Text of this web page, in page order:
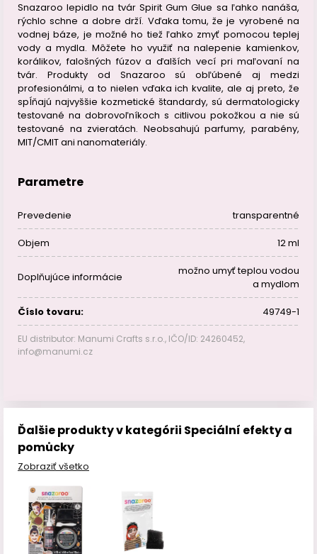
Snazaroo lepidlo na tvár Spirit Gum Glue sa ľahko nanáša,
rýchlo schne a dobre drží. Vďaka tomu, že je vyrobené na
vodnej báze, je možné ho tiež ľahko zmyť pomocou teplej
vody a mydla. Môžete ho využiť na nalepenie kamienkov,
korálikov, falošných fúzov a ďalších vecí pri maľovaní na
tvár. Produkty od Snazaroo sú obľúbené aj medzi
profesionálmi, a to nielen vďaka ich kvalite, ale aj preto, že
spĺňajú najvyššie kozmetické štandardy, sú dermatologicky
testované na dobrovoľníkoch s citlivou pokožkou a nie sú
testované na zvieratách. Neobsahujú parfumy, parabény,
MIT/CMIT ani nanomateriály.
Parametre
Prevedenie transparentné
Objem 12 ml
Doplňujúce informácie
možno umyť teplou vodou
a mydlom
Číslo tovaru: 49749-1
EU distributor: Manumi Crafts s.r.o., IČO/ID: 24260452,
info@manumi.cz
Ďalšie produkty v kategórii Speciální efekty a
pomůcky
Zobraziť všetko